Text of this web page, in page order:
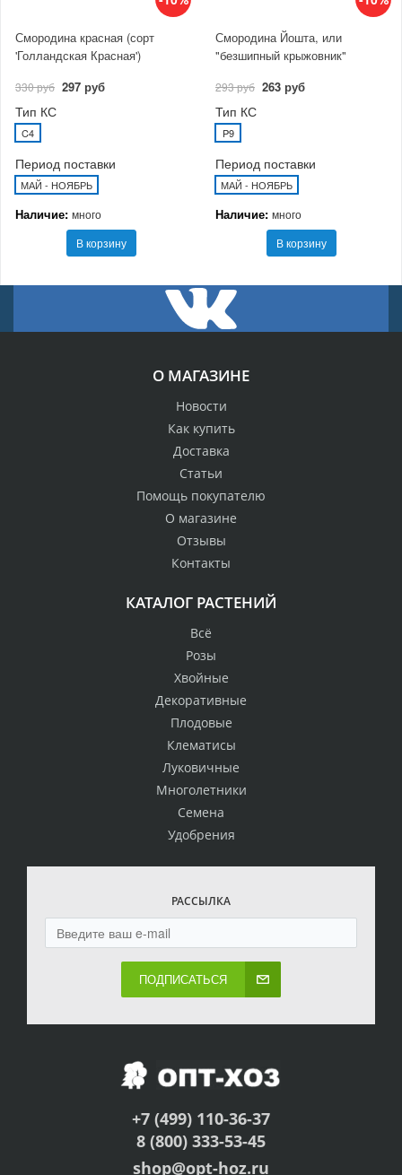
Смородина красная (сорт
'Голландская Красная')
330 руб 297 руб
Тип КС
C4
Период поставки
МАЙ - НОЯБРЬ
Наличие: много
В корзину
Смородина Йошта, или
"безшипный крыжовник"
293 руб 263 руб
Тип КС
P9
Период поставки
МАЙ - НОЯБРЬ
Наличие: много
В корзину
О МАГАЗИНЕ
Новости
Как купить
Доставка
Статьи
Помощь покупателю
О магазине
Отзывы
Контакты
КАТАЛОГ РАСТЕНИЙ
Всё
Розы
Хвойные
Декоративные
Плодовые
Клематисы
Луковичные
Многолетники
Семена
Удобрения
РАССЫЛКА
ПОДПИСАТЬСЯ
+7 (499) 110-36-37
8 (800) 333-53-45
shop@opt-hoz.ru